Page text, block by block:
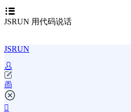
JSRUN 用代码说话
JSRUN